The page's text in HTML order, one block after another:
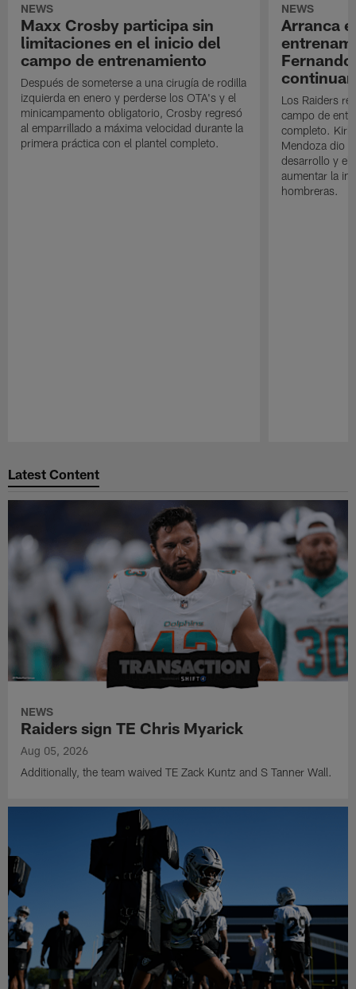
NEWS
Maxx Crosby participa sin
limitaciones en el inicio del
campo de entrenamiento
Después de someterse a una cirugía de rodilla
izquierda en enero y perderse los OTA's y el
minicampamento obligatorio, Crosby regresó
al emparrillado a máxima velocidad durante la
primera práctica con el plantel completo.
NEWS
Arranca
Los Raiders
campo de
completo. Kirk
Mendoza dio
desarrollo y el
aumentar la
hombreras.
Latest Content
NEWS
Raiders sign TE Chris Myarick
Aug 05, 2026
Additionally, the team waived TE Zack Kuntz and S Tanner Wall.